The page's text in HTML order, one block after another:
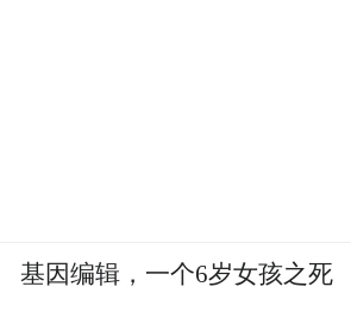
基因编辑，一个6岁女孩之死